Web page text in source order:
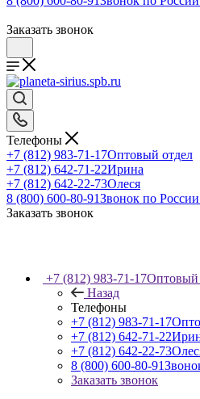
Заказать звонок
Телефоны
+7 (812) 983-71-17Оптовый отдел
+7 (812) 642-71-22Ирина
+7 (812) 642-22-73Олеся
8 (800) 600-80-91Звонок по
Заказать звонок
+7 (812) 983-71-17Оптовый
Назад
Телефоны
+7 (812) 983-71-17
+7 (812) 642-71-22
+7 (812) 642-22-73
8 (800) 600-80-91
Заказать звонок